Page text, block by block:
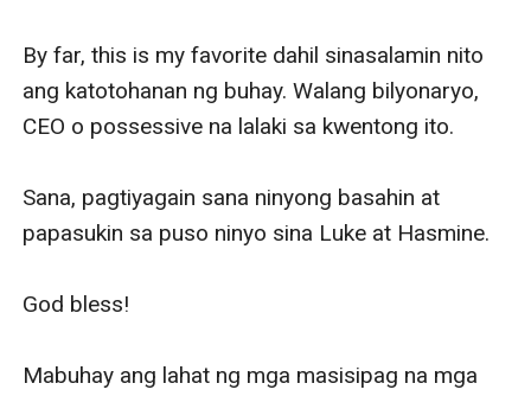
By far, this is my favorite dahil sinasalamin nito
ang katotohanan ng buhay. Walang bilyonaryo,
CEO o possessive na lalaki sa kwentong ito.
Sana, pagtiyagain sana ninyong basahin at
papasukin sa puso ninyo sina Luke at Hasmine.
God bless!
Mabuhay ang lahat ng mga masisipag na mga